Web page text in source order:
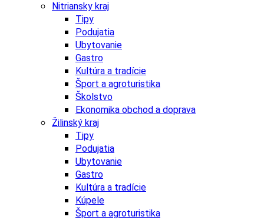
Nitriansky kraj
Tipy
Podujatia
Ubytovanie
Gastro
Kultúra a tradície
Šport a agroturistika
Školstvo
Ekonomika obchod a doprava
Žilinský kraj
Tipy
Podujatia
Ubytovanie
Gastro
Kultúra a tradície
Kúpele
Šport a agroturistika